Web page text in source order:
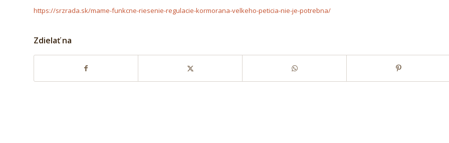
https://srzrada.sk/mame-funkcne-riesenie-regulacie-kormorana-velkeho-peticia-nie-je-potrebna/
Zdielať na